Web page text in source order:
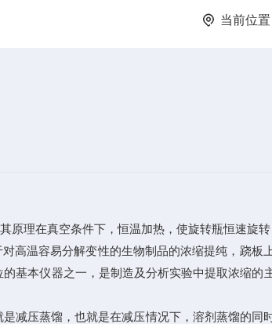
当前位置
理在真空条件下，恒温加热，使旋转瓶恒速旋
温容易分解变性的生物制品的浓缩提纯，跷
基本仪器之一，是制造及分析实验中提取浓缩
减压蒸馏，也就是在减压情况下，溶剂蒸馏的同